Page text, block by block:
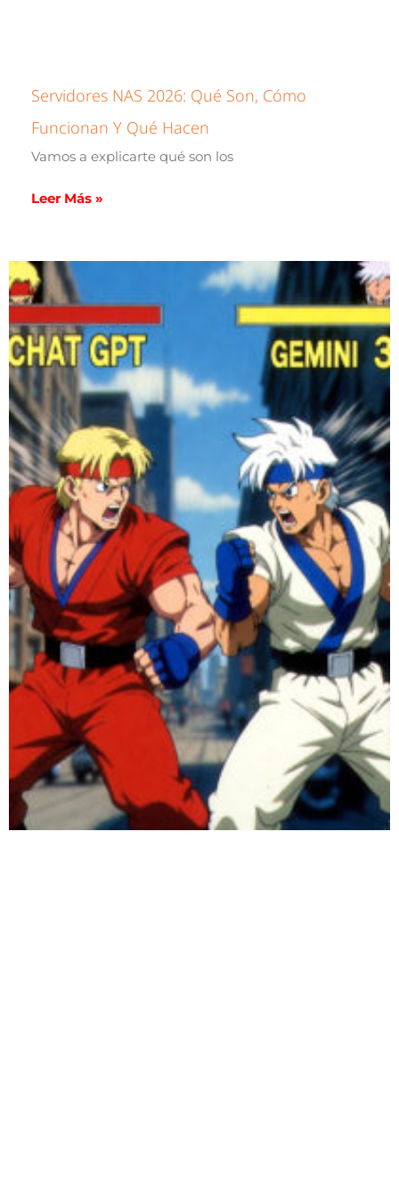
Servidores NAS 2026: Qué Son, Cómo
Funcionan Y Qué Hacen
Vamos a explicarte qué son los
Leer Más »